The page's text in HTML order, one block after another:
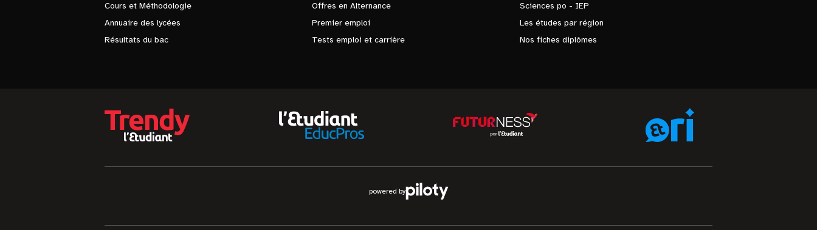
Cours et Méthodologie
Annuaire des lycées
Résultats du bac
Offres en Alternance
Premier emploi
Tests emploi et carrière
Sciences po - IEP
Les études par région
Nos fiches diplômes
powered by